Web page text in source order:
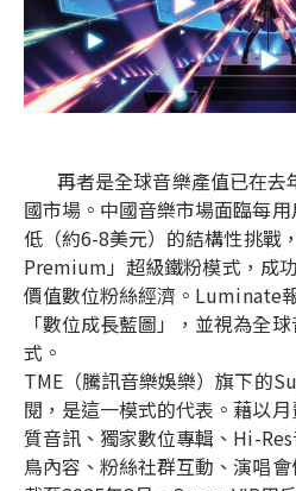
再者是全球音樂產值已在去
國市場。中國音樂市場面臨每
低（約6-8美元）的結構性挑戰
Premium」超級鐵粉模式，成
價值數位粉絲經濟。Luminate
「數位成長藍圖」，並視為全
式。
TME（騰訊音樂娛樂）旗下的
閱，是這一模式的代表。藉以
質音訊、獨家數位專輯、Hi-
鳥內容、粉絲社群互動、演唱